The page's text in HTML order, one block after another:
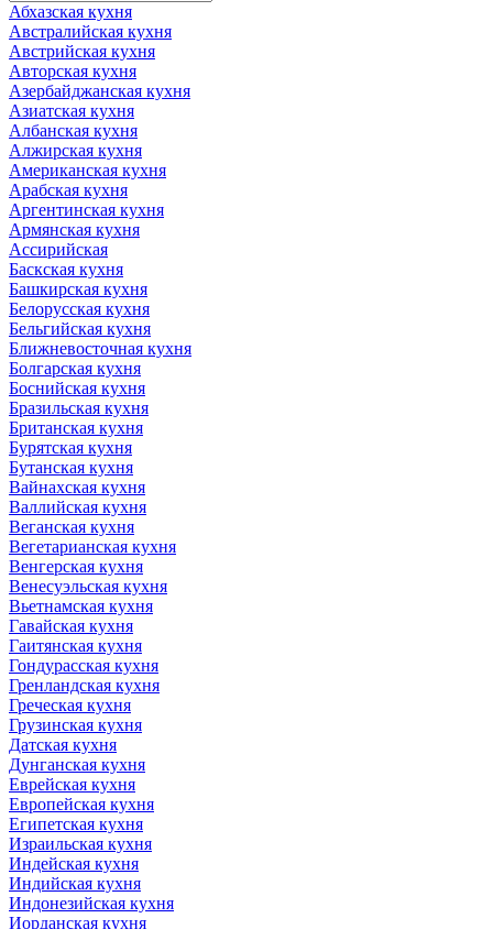
Абхазская кухня
Австралийская кухня
Австрийская кухня
Авторская кухня
Азербайджанская кухня
Азиатская кухня
Албанская кухня
Алжирская кухня
Американская кухня
Арабская кухня
Аргентинская кухня
Армянская кухня
Ассирийская
Баскская кухня
Башкирская кухня
Белорусская кухня
Бельгийская кухня
Ближневосточная кухня
Болгарская кухня
Боснийская кухня
Бразильская кухня
Британская кухня
Бурятская кухня
Бутанская кухня
Вайнахская кухня
Валлийская кухня
Веганская кухня
Вегетарианская кухня
Венгерская кухня
Венесуэльская кухня
Вьетнамская кухня
Гавайская кухня
Гаитянская кухня
Гондурасская кухня
Гренландская кухня
Греческая кухня
Грузинская кухня
Датская кухня
Дунганская кухня
Еврейская кухня
Европейская кухня
Египетская кухня
Израильская кухня
Индейская кухня
Индийская кухня
Индонезийская кухня
Иорданская кухня